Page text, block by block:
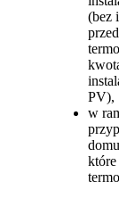
(bez
PV),
w